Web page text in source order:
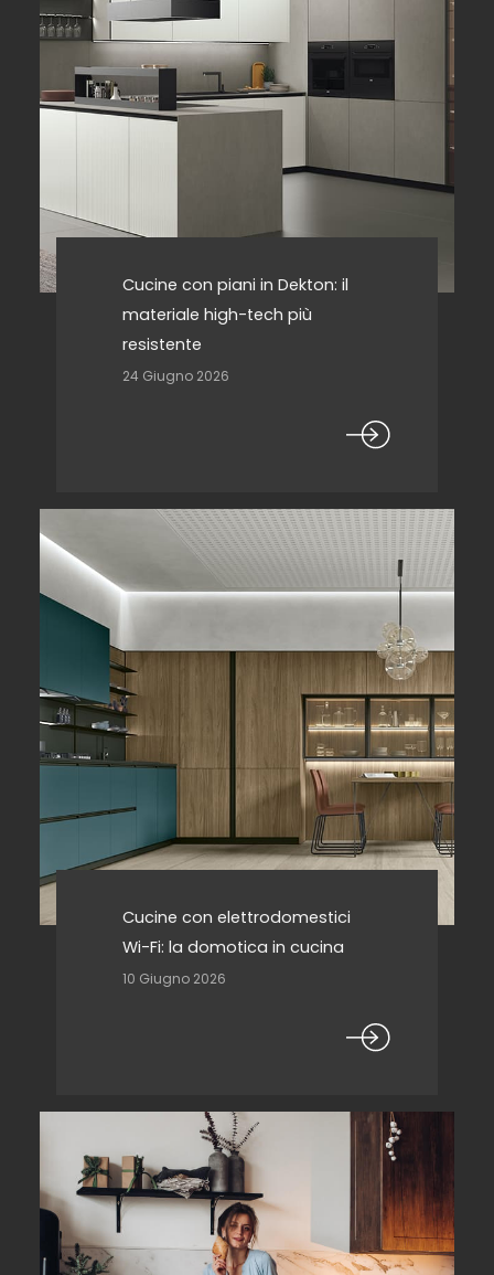
Cucine con piani in Dekton: il
materiale high-tech più
resistente
24 Giugno 2026
Cucine con elettrodomestici
Wi-Fi: la domotica in cucina
10 Giugno 2026